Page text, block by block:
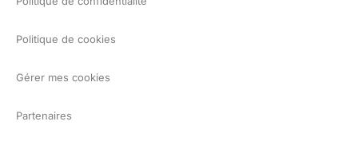
Politique de cookies
Gérer mes cookies
Partenaires